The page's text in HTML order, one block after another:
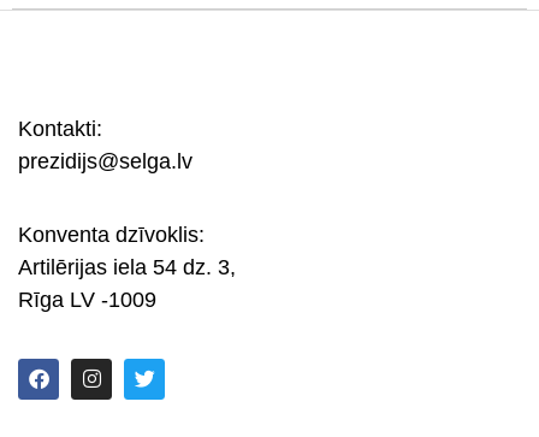
Kontakti:
prezidijs@selga.lv
Konventa dzīvoklis:
Artilērijas iela 54 dz. 3,
Rīga LV -1009